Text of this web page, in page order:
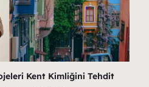
Kent Kimliğini Tehdit